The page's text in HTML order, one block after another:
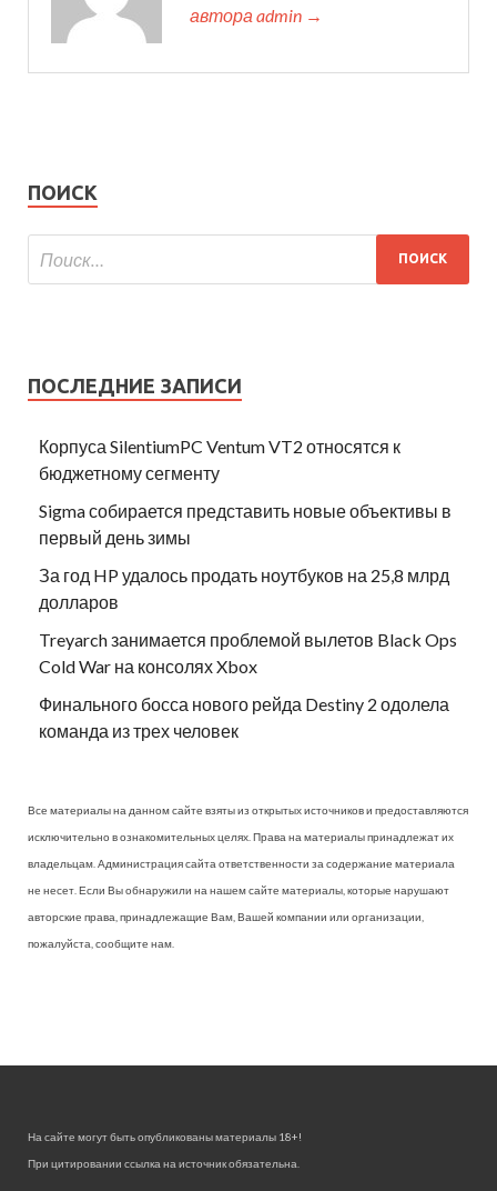
автора admin →
ПОИСК
ПОСЛЕДНИЕ ЗАПИСИ
Корпуса SilentiumPC Ventum VT2 относятся к
бюджетному сегменту
Sigma собирается представить новые объективы в
первый день зимы
За год HP удалось продать ноутбуков на 25,8 млрд
долларов
Treyarch занимается проблемой вылетов Black Ops
Cold War на консолях Xbox
Финального босса нового рейда Destiny 2 одолела
команда из трех человек
Все материалы на данном сайте взяты из открытых источников и предоставляются
исключительно в ознакомительных целях. Права на материалы принадлежат их
владельцам. Администрация сайта ответственности за содержание материала
не несет. Если Вы обнаружили на нашем сайте материалы, которые нарушают
авторские права, принадлежащие Вам, Вашей компании или организации,
пожалуйста, сообщите нам.
На сайте могут быть опубликованы материалы 18+!
При цитировании ссылка на источник обязательна.